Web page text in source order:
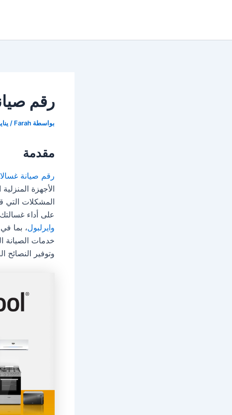
رقم
بواسطة Farah
/ يناير 28,
مقدمة
رقم صيانة
الأجهزة
المشكلات التي
على أداء
وايرلبول، بما
خدمات
وتوفير النصائح